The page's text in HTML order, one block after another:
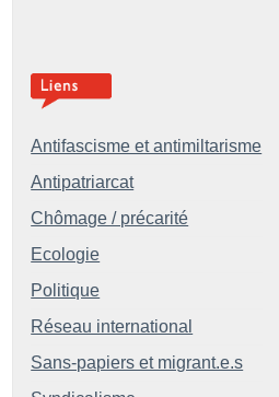
Antifascisme et antimiltarisme
Antipatriarcat
Chômage / précarité
Ecologie
Politique
Réseau international
Sans-papiers et migrant.e.s